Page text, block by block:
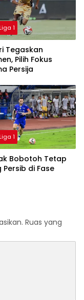
1
Tegaskan
Pilih Fokus
Persija
1
Bobotoh Tetap
Persib di Fase
Ruas yang